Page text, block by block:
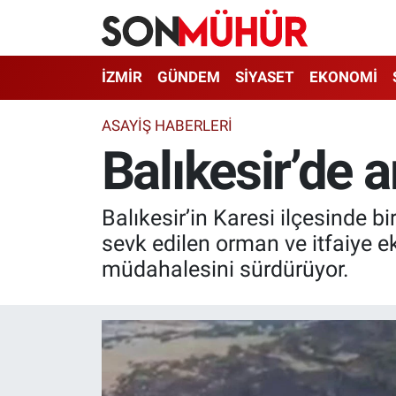
İZMİR GÜNDEM SİYASET EKONOMİ
ASAYIŞ HABERLERI
Balıkesir’de
Balıkesir’in Karesi ilçesinde
sevk edilen orman ve itfaiye
müdahalesini sürdürüyor.
İzmir Nöbetçi Eczaneler
İzmir Hava Durumu
İzmir Namaz Vakitleri
Süper Lig Puan Durumu ve Fikstür
Son Dakika Haberleri
Haber Arşivi